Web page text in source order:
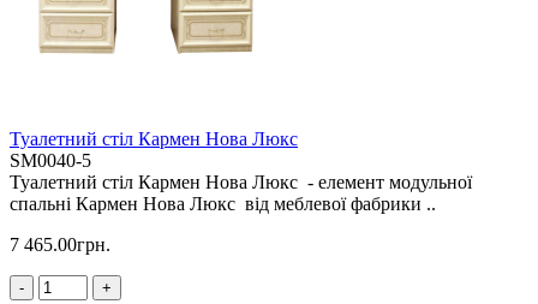
Туалетний стіл Кармен Нова Люкс
SM0040-5
Туалетний стіл Кармен Нова Люкс - елемент модульної
спальні Кармен Нова Люкс від меблевої фабрики ..
7 465.00грн.
- +